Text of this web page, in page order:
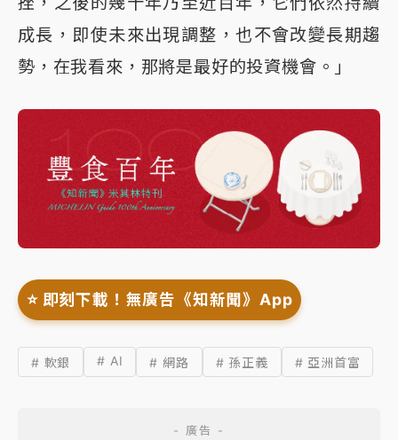
成長，即使未來出現調整，也不會改變長期趨
勢，在我看來，那將是最好的投資機會。」
⭐️ 即刻下載！無廣告《知新聞》App
# 軟銀 # AI # 網路 # 孫正義 # 亞洲首富